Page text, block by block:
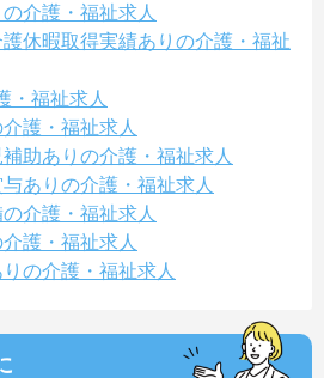
介護・福祉求人
休暇取得実績ありの介護・福祉
・福祉求人
護・福祉求人
助ありの介護・福祉求人
ありの介護・福祉求人
介護・福祉求人
護・福祉求人
の介護・福祉求人